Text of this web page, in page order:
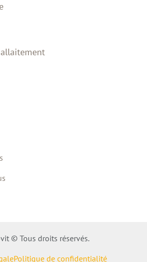
allaitement
© Tous droits réservés.
Politique de confidentialité